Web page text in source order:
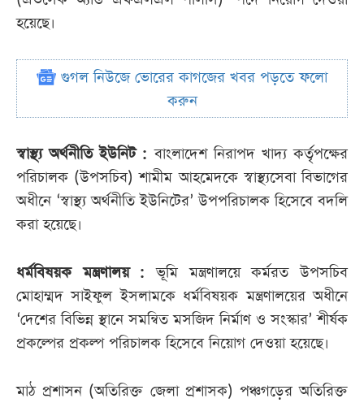
হয়েছে।
গুগল নিউজে ভোরের কাগজের খবর পড়তে ফলো
করুন
স্বাস্থ্য অর্থনীতি ইউনিট : বাংলাদেশ নিরাপদ খাদ্য কর্তৃপক্ষের
পরিচালক (উপসচিব) শামীম আহমেদকে স্বাস্থ্যসেবা বিভাগের
অধীনে ‘স্বাস্থ্য অর্থনীতি ইউনিটের’ উপপরিচালক হিসেবে বদলি
করা হয়েছে।
ধর্মবিষয়ক মন্ত্রণালয় :ভূমি মন্ত্রণালয়ে কর্মরত উপসচিব
মোহাম্মদ সাইফুল ইসলামকে ধর্মবিষয়ক মন্ত্রণালয়ের অধীনে
‘দেশের বিভিন্ন স্থানে সমন্বিত মসজিদ নির্মাণ ও সংস্কার’ শীর্ষক
প্রকল্পের প্রকল্প পরিচালক হিসেবে নিয়োগ দেওয়া হয়েছে।
মাঠ প্রশাসন (অতিরিক্ত জেলা প্রশাসক) পঞ্চগড়ের অতিরিক্ত